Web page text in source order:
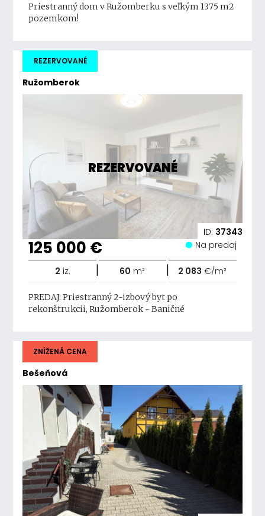
Priestranný dom v Ružomberku s veľkým 1375 m2
pozemkom!
Ružomberok
REZERVOVANÉ
REZERVOVANÉ
ID: 37343
125 000 € Na predaj
2 iz. | 60 m² | 2 083 €/m²
PREDAJ: Priestranný 2-izbový byt po
rekonštrukcii, Ružomberok - Baničné
Bešeňová
ZNÍŽENÁ CENA